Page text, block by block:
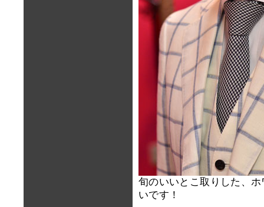
旬のいいとこ取りした、
いです！